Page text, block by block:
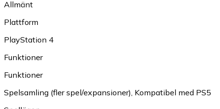
Allmänt
Plattform
PlayStation 4
Funktioner
Funktioner
Spelsamling (fler spel/expansioner) Kompatibel med PS5